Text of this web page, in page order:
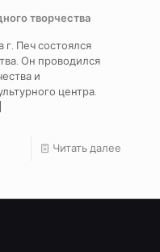
творчества
г. Печ состоялся
Он проводился
и
центра.
Читать далее